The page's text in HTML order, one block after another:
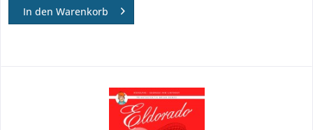
In den Warenkorb